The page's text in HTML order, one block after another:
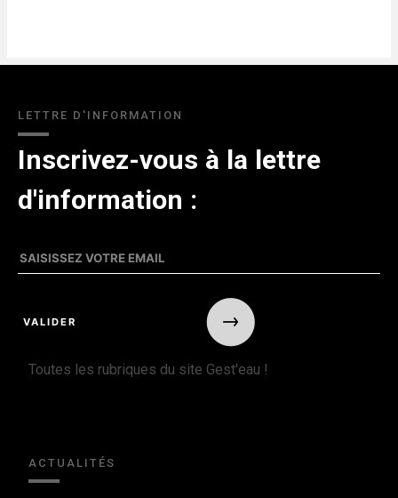
LETTRE D'INFORMATION
Inscrivez-vous à la lettre
d'information :
Toutes les rubriques du site Gest'eau !
ACTUALITÉS